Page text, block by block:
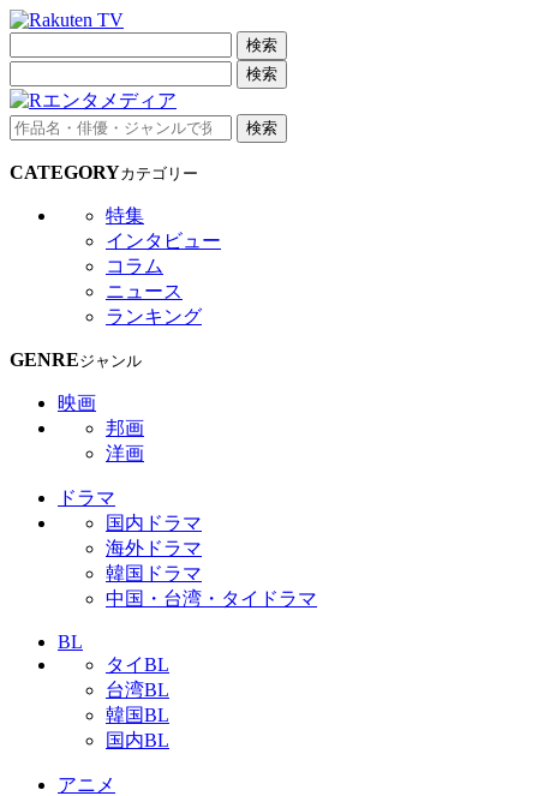
検索
検索
検索
CATEGORYカテゴリー
特集
インタビュー
コラム
ニュース
ランキング
GENREジャンル
映画
邦画
洋画
ドラマ
国内ドラマ
海外ドラマ
韓国ドラマ
中国・台湾・タイドラマ
BL
タイBL
台湾BL
韓国BL
国内BL
アニメ